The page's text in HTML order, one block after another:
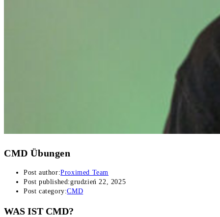
CMD Übungen
Post author:Proximed Team
Post published:grudzień 22, 2025
Post category:CMD
WAS IST CMD?